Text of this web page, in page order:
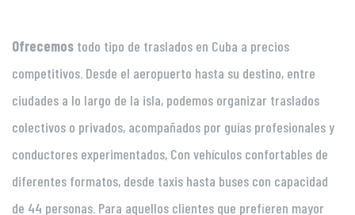
Ofrecemos todo tipo de traslados en Cuba a precios
competitivos. Desde el aeropuerto hasta su destino, entre
ciudades a lo largo de la isla, podemos organizar traslados
colectivos o privados, acompañados por guías profesionales y
conductores experimentados, Con vehículos confortables de
diferentes formatos, desde taxis hasta buses con capacidad
de 44 personas. Para aquellos clientes que prefieren mayor